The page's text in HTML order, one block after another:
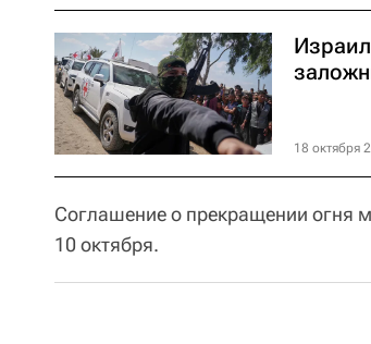
18 октября
Соглашение о прекращении огня
10 октября.